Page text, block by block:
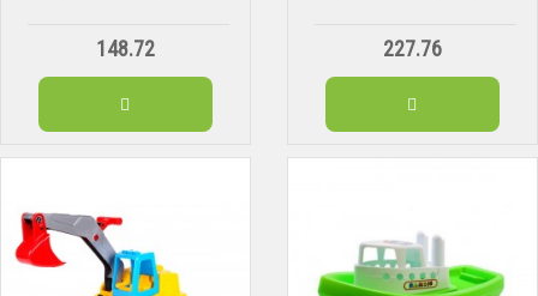
148.72 227.76